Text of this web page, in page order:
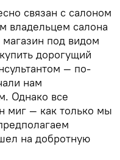
связан с салоном
владельцем салона
под видом
дорогущий
— по-
нам
Однако все
миг — как только мы
на добротную